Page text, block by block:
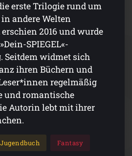
erste Trilogie rund um
andere Welten
2016 und wurde
SPIEGEL«-
Seitdem widmet sich
ihren Büchern und
regelmäßig
und romantische
Autorin lebt mit ihrer
Jugendbuch Fantasy